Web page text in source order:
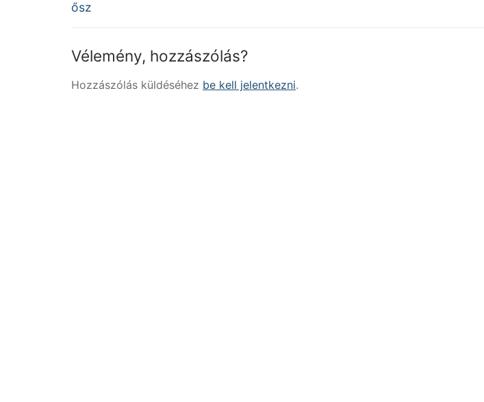
post:
ősz
Vélemény, hozzászólás?
Hozzászólás küldéséhez be kell jelentkezni.